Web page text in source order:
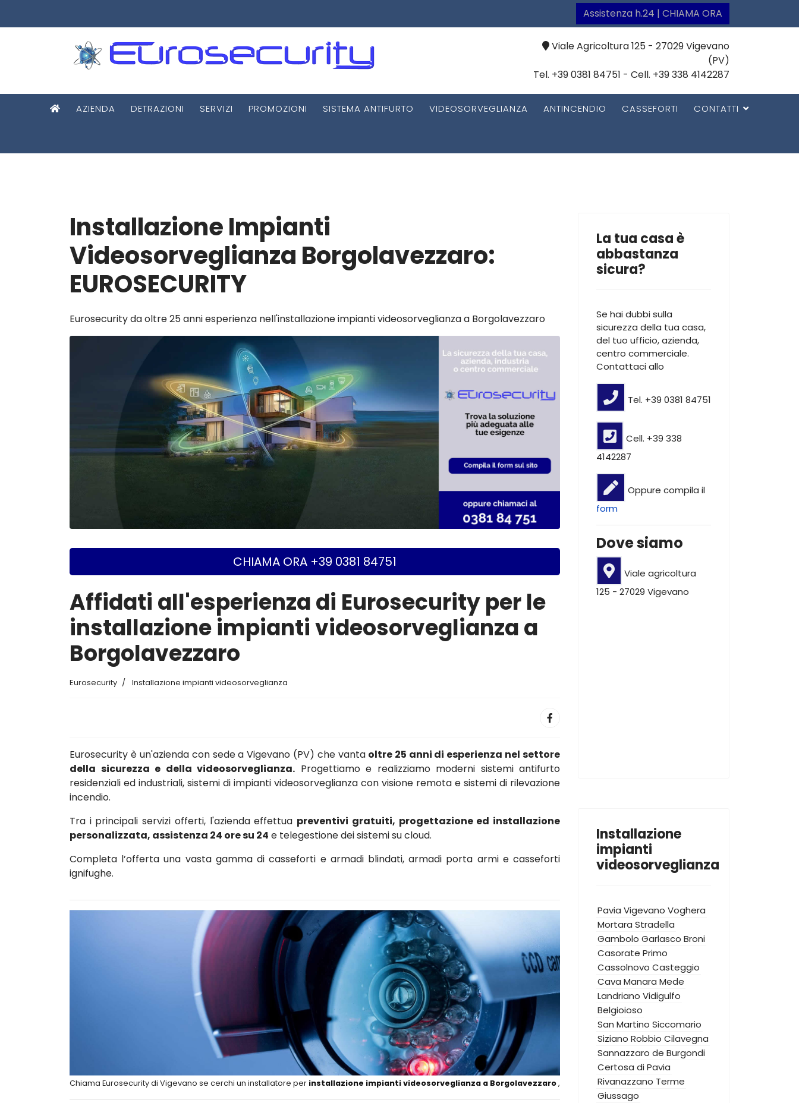
Assistenza h.24 | CHIAMA ORA
Viale Agricoltura 125 - 27029 Vigevano
(PV)
Tel. +39 0381 84751 - Cell. +39 338 4142287
AZIENDA DETRAZIONI SERVIZI PROMOZIONI SISTEMA ANTIFURTO VIDEOSORVEGLIANZA ANTINCENDIO CASSEFORTI CONTATTI
Installazione Impianti
Videosorveglianza Borgolavezzaro:
EUROSECURITY
Eurosecurity da oltre 25 anni esperienza nell'installazione impianti videosorveglianza a Borgolavezzaro
CHIAMA ORA +39 0381 84751
Affidati all'esperienza di Eurosecurity per le
installazione impianti videosorveglianza a
Borgolavezzaro
Eurosecurity Installazione impianti videosorveglianza
Eurosecurity è un'azienda con sede a Vigevano (PV) che vantaoltre 25 anni di esperienza nel settore
della sicurezza e della videosorveglianza. Progettiamo e realizziamo moderni sistemi antifurto
residenziali ed industriali, sistemi di impianti videosorveglianza con visione remota e sistemi di rilevazione
incendio.
Tra i principali servizi offerti, l'azienda effettua preventivi gratuiti, progettazione ed installazione
personalizzata, assistenza 24 ore su 24 e telegestione dei sistemi su cloud.
Completa l’offerta una vasta gamma di casseforti e armadi blindati, armadi porta armi e casseforti
ignifughe.
Chiama Eurosecurity di Vigevano se cerchi un installatore per installazione impianti videosorveglianza a Borgolavezzaro,
La tua casa è
abbastanza
sicura?
Se hai dubbi sulla
sicurezza della tua casa,
del tuo ufficio, azienda,
centro commerciale.
Contattaci allo
Tel. +39 0381 84751
Cell. +39 338
4142287
Oppure compila il
form
Dove siamo
Viale agricoltura
125 - 27029 Vigevano
Installazione
impianti
videosorveglianza
Pavia Vigevano Voghera
Mortara Stradella
Gambolo Garlasco Broni
Casorate Primo
Cassolnovo Casteggio
Cava Manara Mede
Landriano Vidigulfo
Belgioioso
San Martino Siccomario
Siziano Robbio Cilavegna
Sannazzaro de Burgondi
Certosa di Pavia
Rivanazzano Terme
Giussago